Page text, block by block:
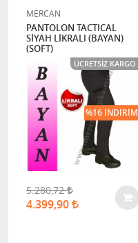
MERCAN
PANTOLON TACTICAL
SİYAH LİKRALI (BAYAN)
(SOFT)
ÜCRETSIZ KARGO
5.280,72
4.399,90
%16 İNDIRIM